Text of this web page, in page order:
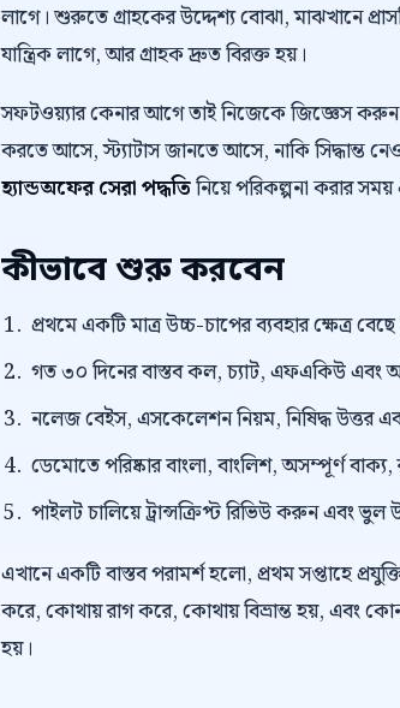
লাগে। শুরুতে গ্রাহকের উদ্দেশ্য বোঝা, মাঝখানে
যান্ত্রিক লাগে, আর গ্রাহক দ্রুত বিরক্ত হয়।
সফটওয়্যার কেনার আগে তাই নিজেকে জিজ্ঞেস
করতে আসে, স্ট্যাটাস জানতে আসে, নাকি সিদ্ধান্ত
হ্যান্ডঅফের সেরা পদ্ধতিনিয়ে পরিকল্পনা করার
কীভাবে শুরু করবেন
প্রথমে একটি মাত্র উচ্চ-চাপের ব্যবহার ক্ষেত্র
গত ৩০ দিনের বাস্তব কল, চ্যাট, এফএকিউ এবং
নলেজ বেইস, এসকেলেশন নিয়ম, নিষিদ্ধ উত্তর
ডেমোতে পরিষ্কার বাংলা, বাংলিশ, অসম্পূর্ণ
পাইলট চালিয়ে ট্রান্সক্রিপ্ট রিভিউ করুন এবং
এখানে একটি বাস্তব পরামর্শ হলো, প্রথম সপ্তাহে
করে, কোথায় রাগ করে, কোথায় বিভ্রান্ত হয়, এবং
হয়।